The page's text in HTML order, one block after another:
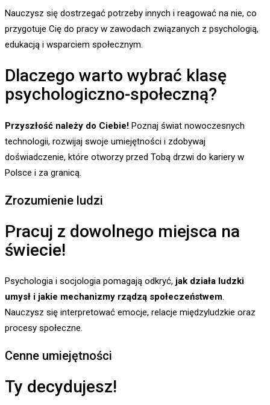
Nauczysz się dostrzegać potrzeby innych i reagować na nie, co
przygotuje Cię do pracy w zawodach związanych z psychologią,
edukacją i wsparciem społecznym.
Dlaczego warto wybrać klasę
psychologiczno-społeczną?
Przyszłość należy do Ciebie! Poznaj świat nowoczesnych
technologii, rozwijaj swoje umiejętności i zdobywaj
doświadczenie, które otworzy przed Tobą drzwi do kariery w
Polsce i za granicą.
Zrozumienie ludzi
Pracuj z dowolnego miejsca na
świecie!
Psychologia i socjologia pomagają odkryć, jak działa ludzki
umysł i jakie mechanizmy rządzą społeczeństwem.
Nauczysz się interpretować emocje, relacje międzyludzkie oraz
procesy społeczne.
Cenne umiejętności
Ty decydujesz!